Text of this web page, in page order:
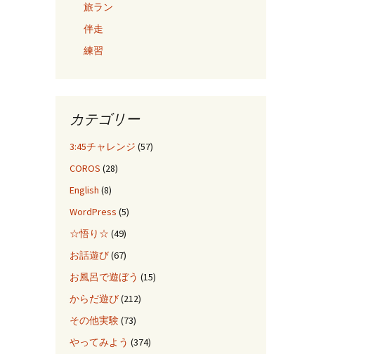
旅ラン
伴走
練習
カテゴリー
3:45チャレンジ (57)
COROS (28)
English (8)
WordPress (5)
☆悟り☆ (49)
お話遊び(67)
お風呂で遊ぼう (15)
からだ遊び(212)
その他実験(73)
やってみよう (374)